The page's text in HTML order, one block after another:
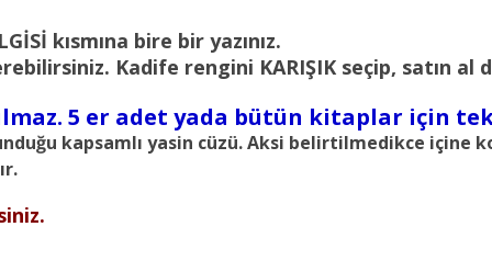
kısmına bire bir yazınız.
Kadife rengini KARIŞIK seçip, satın
5 er adet yada bütün kitaplar için tek
kapsamlı yasin cüzü. Aksi belirtilmedikce içine